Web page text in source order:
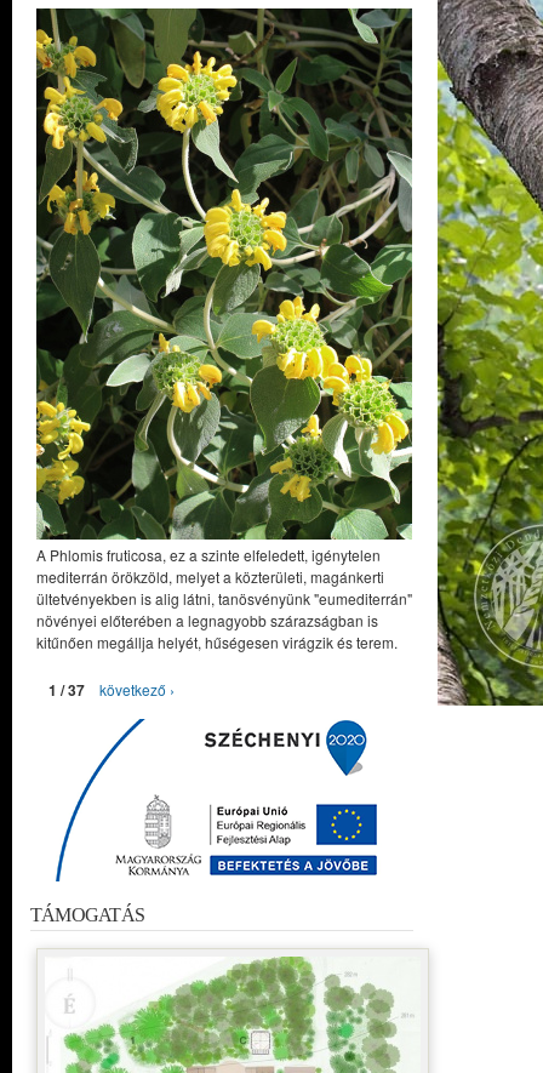
A Phlomis fruticosa, ez a szinte elfeledett, igénytelen
mediterrán örökzöld, melyet a közterületi, magánkerti
ültetvényekben is alig látni, tanösvényünk "eumediterrán"
növényei előterében a legnagyobb szárazságban is
kitűnően megállja helyét, hűségesen virágzik és terem.
1 / 37 következő ›
TÁMOGATÁS